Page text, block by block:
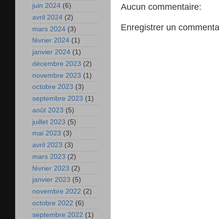
Aucun commentaire:
Enregistrer un
juin 2024 (6)
avril 2024 (2)
mars 2024 (3)
février 2024 (1)
janvier 2024 (1)
décembre 2023 (2)
novembre 2023 (1)
octobre 2023 (3)
septembre 2023 (1)
août 2023 (5)
juillet 2023 (5)
mai 2023 (3)
avril 2023 (3)
mars 2023 (2)
février 2023 (2)
janvier 2023 (5)
novembre 2022 (2)
octobre 2022 (6)
septembre 2022 (1)